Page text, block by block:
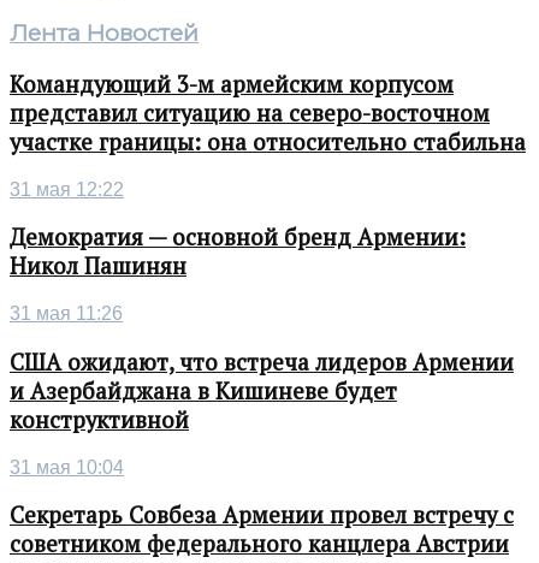
Лента Новостей
Командующий 3-м армейским корпусом
представил ситуацию на северо-восточном
участке границы: она относительно стабильна
31 мая 12:22
Демократия — основной бренд Армении:
Никол Пашинян
31 мая 11:26
США ожидают, что встреча лидеров Армении
и Азербайджана в Кишиневе будет
конструктивной
31 мая 10:04
Секретарь Совбеза Армении провел встречу с
советником федерального канцлера Австрии